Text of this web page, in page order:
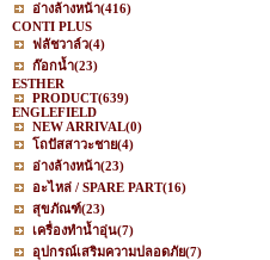
อ่างล้างหน้า(416)
CONTI PLUS
ฟลัชวาล์ว(4)
ก๊อกน้ำ(23)
ESTHER
PRODUCT(639)
ENGLEFIELD
NEW ARRIVAL(0)
โถปัสสาวะชาย(4)
อ่างล้างหน้า(23)
อะไหล่ / SPARE PART(16)
สุขภัณฑ์(23)
เครื่องทำน้ำอุ่น(7)
อุปกรณ์เสริมความปลอดภัย(7)